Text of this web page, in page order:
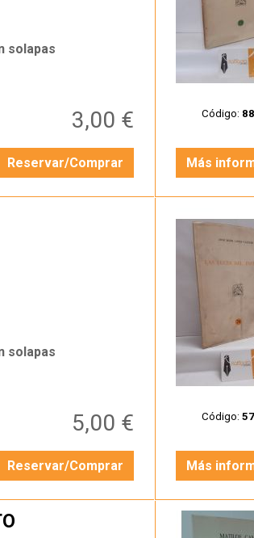
solapas
3,00 €
Reservar/Comprar
Código:
Más
solapas
5,00 €
Reservar/Comprar
Código:
Más